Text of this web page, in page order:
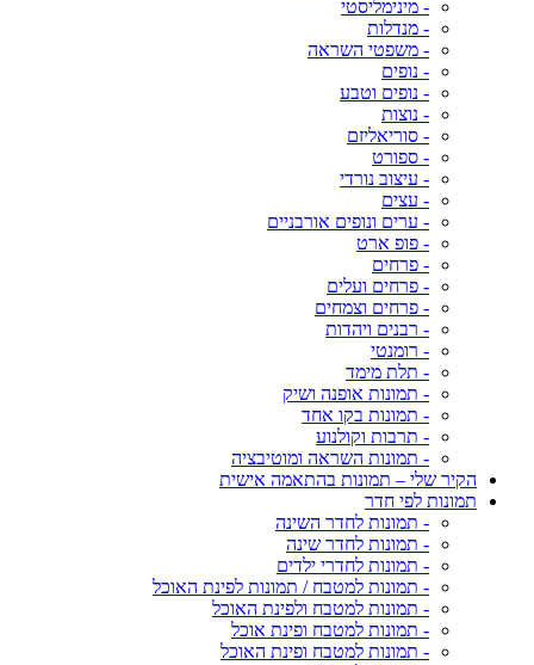
- מינימליסטי
- מנדלות
- משפטי השראה
- נופים
- נופים וטבע
- נוצות
- סוריאליזם
- ספורט
- עיצוב נורדי
- עצים
- ערים ונופים אורבניים
- פופ ארט
- פרחים
- פרחים ועלים
- פרחים וצמחים
- רבנים ויהדות
- רומנטי
- תלת מימד
- תמונות אופנה ושיק
- תמונות בקו אחד
- תרבות וקולנוע
- תמונות השראה ומוטיבציה
הקיר שלי – תמונות בהתאמה אישית
תמונות לפי חדר
- תמונות לחדר השינה
- תמונות לחדר שינה
- תמונות לחדרי ילדים
- תמונות למטבח / תמונות לפינת האוכל
- תמונות למטבח ולפינת האוכל
- תמונות למטבח ופינת אוכל
- תמונות למטבח ופינת האוכל